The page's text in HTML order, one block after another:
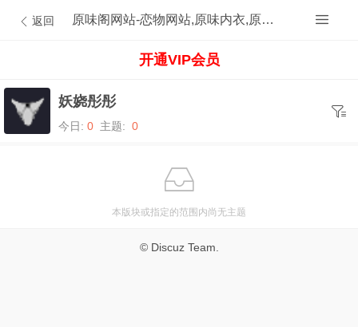
返回 原味阁网站-恋物网站,原味内衣,原味内裤,原味丝袜,原味内内,原味MM,原味原创的原味论坛
开通VIP会员
妖娆彤彤
今日: 0 主题: 0
本版块或指定的范围内尚无主题
© Discuz Team.